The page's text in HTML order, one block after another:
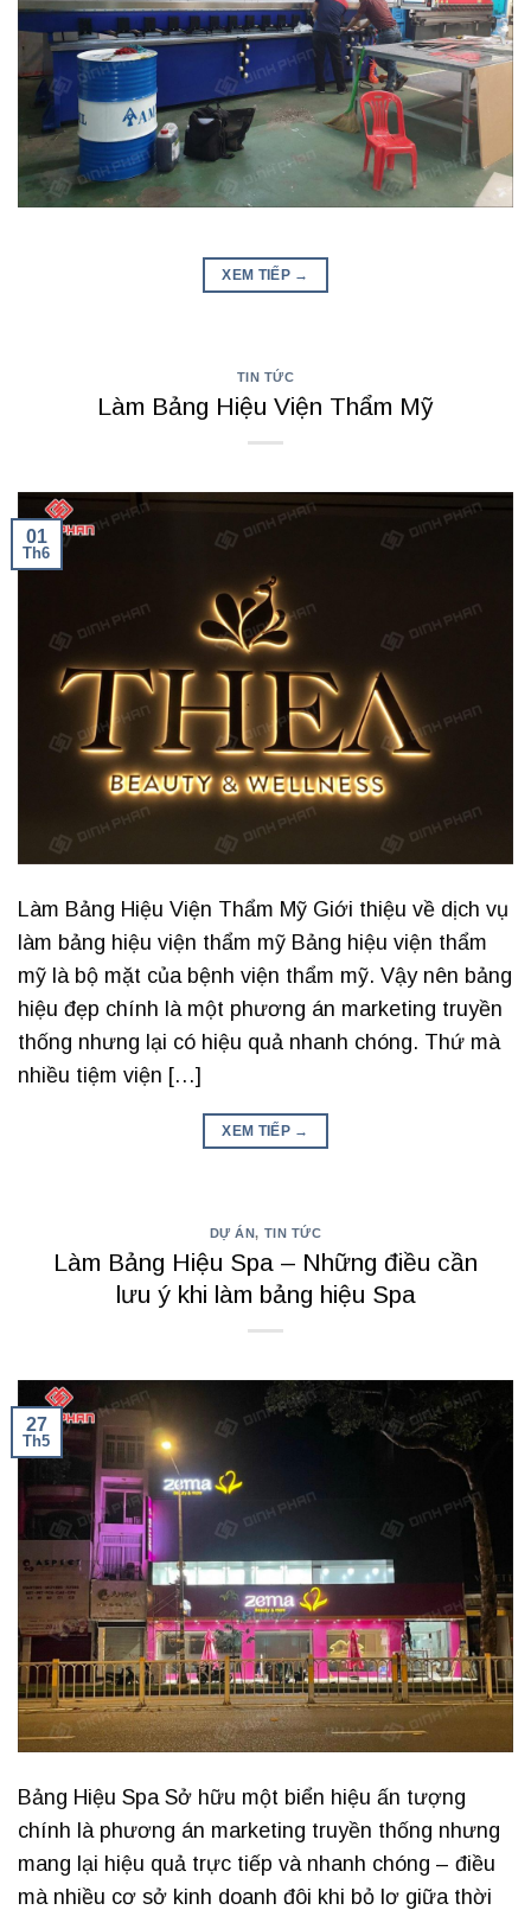
XEM TIẾP →
TIN TỨC
Làm Bảng Hiệu Viện Thẩm Mỹ
01
Th6
Làm Bảng Hiệu Viện Thẩm Mỹ Giới thiệu về dịch vụ
làm bảng hiệu viện thẩm mỹ Bảng hiệu viện thẩm
mỹ là bộ mặt của bệnh viện thẩm mỹ. Vậy nên bảng
hiệu đẹp chính là một phương án marketing truyền
thống nhưng lại có hiệu quả nhanh chóng. Thứ mà
nhiều tiệm viện […]
XEM TIẾP →
DỰ ÁN, TIN TỨC
Làm Bảng Hiệu Spa – Những điều cần
lưu ý khi làm bảng hiệu Spa
27
Th5
Bảng Hiệu Spa Sở hữu một biển hiệu ấn tượng
chính là phương án marketing truyền thống nhưng
mang lại hiệu quả trực tiếp và nhanh chóng – điều
mà nhiều cơ sở kinh doanh đôi khi bỏ lơ giữa thời